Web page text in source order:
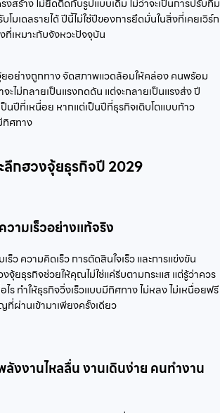
สร้าง ไม่ยึดติดกับรูปแบบเดิม ไม่ว่าจะเป็นการปรับทีม
โมเดลรายได้ ปีนี้ไม่ใช่ปีของการยึดมั่นในสิ่งที่เคยเวิร์ก
ที่เหมาะกับจังหวะปัจจุบัน
ยอย่างถูกทาง จัดสภาพแวดล้อมให้คล่อง คนพร้อม
ะไม่กลายเป็นแรงกดดัน แต่จะกลายเป็นแรงส่ง ปี
นปีที่เหนื่อย หากแต่เป็นปีที่ธุรกิจเติบโตแบบก้าว
ทิศทาง
ลึกฮวงจุ้ยธุรกิจปี 2029
วามเร็วอย่างแท้จริง
ว ความคิดเร็ว การตัดสินใจเร็ว และการแข่งขัน
งจุ้ยธุรกิจช่วยให้คุณไม่ใช่แค่รีบตามกระแส แต่รู้ว่าควร
ไร ทำให้ธุรกิจวิ่งเร็วแบบมีทิศทาง ไม่หลง ไม่เหนื่อยฟรี
ที่ผ่านเข้ามาเพียงครั้งเดียว
งงานไหลลื่น งานเดินง่าย คนทำงาน